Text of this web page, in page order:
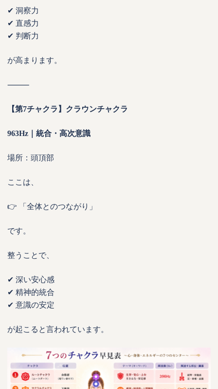
✔ 洞察力
✔ 直感力
✔ 判断力
が高まります。
⸻
【第7チャクラ】クラウンチャクラ
963Hz｜統合・高次意識
場所：頭頂部
ここは、
👉 「全体とのつながり」
です。
整うことで、
✔ 深い安心感
✔ 精神的統合
✔ 意識の安定
が起こると言われています。